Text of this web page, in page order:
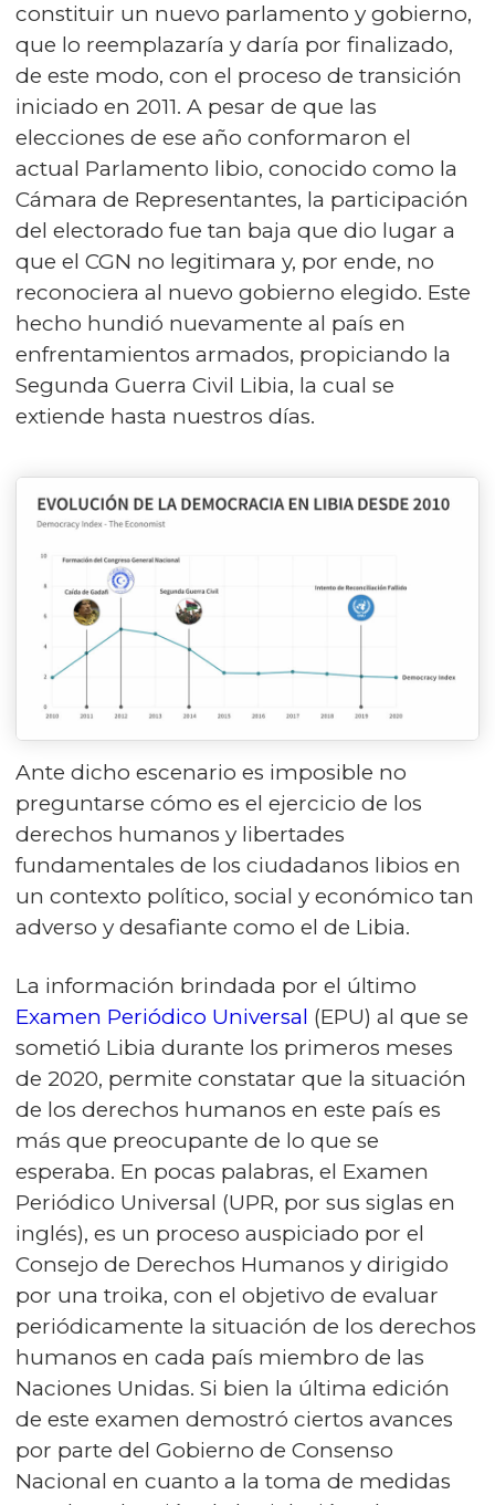
constituir un nuevo parlamento y gobierno,
que lo reemplazaría y daría por finalizado,
de este modo, con el proceso de transición
iniciado en 2011. A pesar de que las
elecciones de ese año conformaron el
actual Parlamento libio, conocido como la
Cámara de Representantes, la participación
del electorado fue tan baja que dio lugar a
que el CGN no legitimara y, por ende, no
reconociera al nuevo gobierno elegido. Este
hecho hundió nuevamente al país en
enfrentamientos armados, propiciando la
Segunda Guerra Civil Libia, la cual se
extiende hasta nuestros días.
Ante dicho escenario es imposible no
preguntarse cómo es el ejercicio de los
derechos humanos y libertades
fundamentales de los ciudadanos libios en
un contexto político, social y económico tan
adverso y desafiante como el de Libia.
La información brindada por el último
Examen Periódico Universal (EPU) al que se
sometió Libia durante los primeros meses
de 2020, permite constatar que la situación
de los derechos humanos en este país es
más que preocupante de lo que se
esperaba. En pocas palabras, el Examen
Periódico Universal (UPR, por sus siglas en
inglés), es un proceso auspiciado por el
Consejo de Derechos Humanos y dirigido
por una troika, con el objetivo de evaluar
periódicamente la situación de los derechos
humanos en cada país miembro de las
Naciones Unidas. Si bien la última edición
de este examen demostró ciertos avances
por parte del Gobierno de Consenso
Nacional en cuanto a la toma de medidas